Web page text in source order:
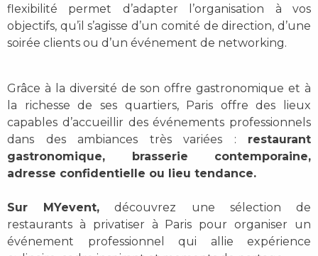
flexibilité permet d’adapter l’organisation à vos
objectifs, qu’il s’agisse d’un comité de direction, d’une
soirée clients ou d’un événement de networking.
Grâce à la diversité de son offre gastronomique et à
la richesse de ses quartiers, Paris offre des lieux
capables d’accueillir des événements professionnels
dans des ambiances très variées : restaurant
gastronomique, brasserie contemporaine,
adresse confidentielle ou lieu tendance.
Sur MYevent, découvrez une sélection de
restaurants à privatiser à Paris pour organiser un
événement professionnel qui allie expérience